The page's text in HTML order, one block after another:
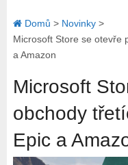
Domů > Novinky>
Microsoft Store se otevře
a Amazon
Microsoft
obchody
Epic a